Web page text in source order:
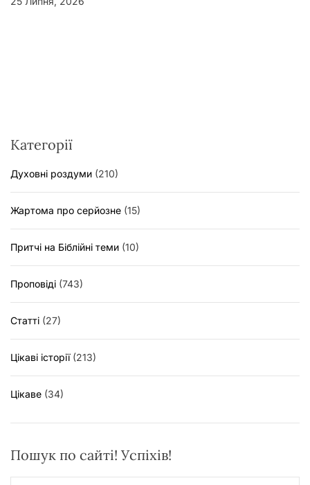
Категорії
Духовні роздуми (210)
Жартома про серйозне (15)
Притчі на Біблійні теми (10)
Проповіді (743)
Статті (27)
Цікаві історії(213)
Цікаве (34)
Пошук по сайті! Успіхів!